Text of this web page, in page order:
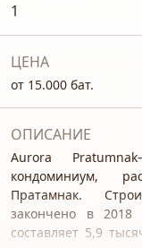
1
ЦЕНА
от 15.000 бат.
ОПИСАНИЕ
Aurora
кондоминиум,
Пратамнак.
закончено в 2018
составляет 5,9